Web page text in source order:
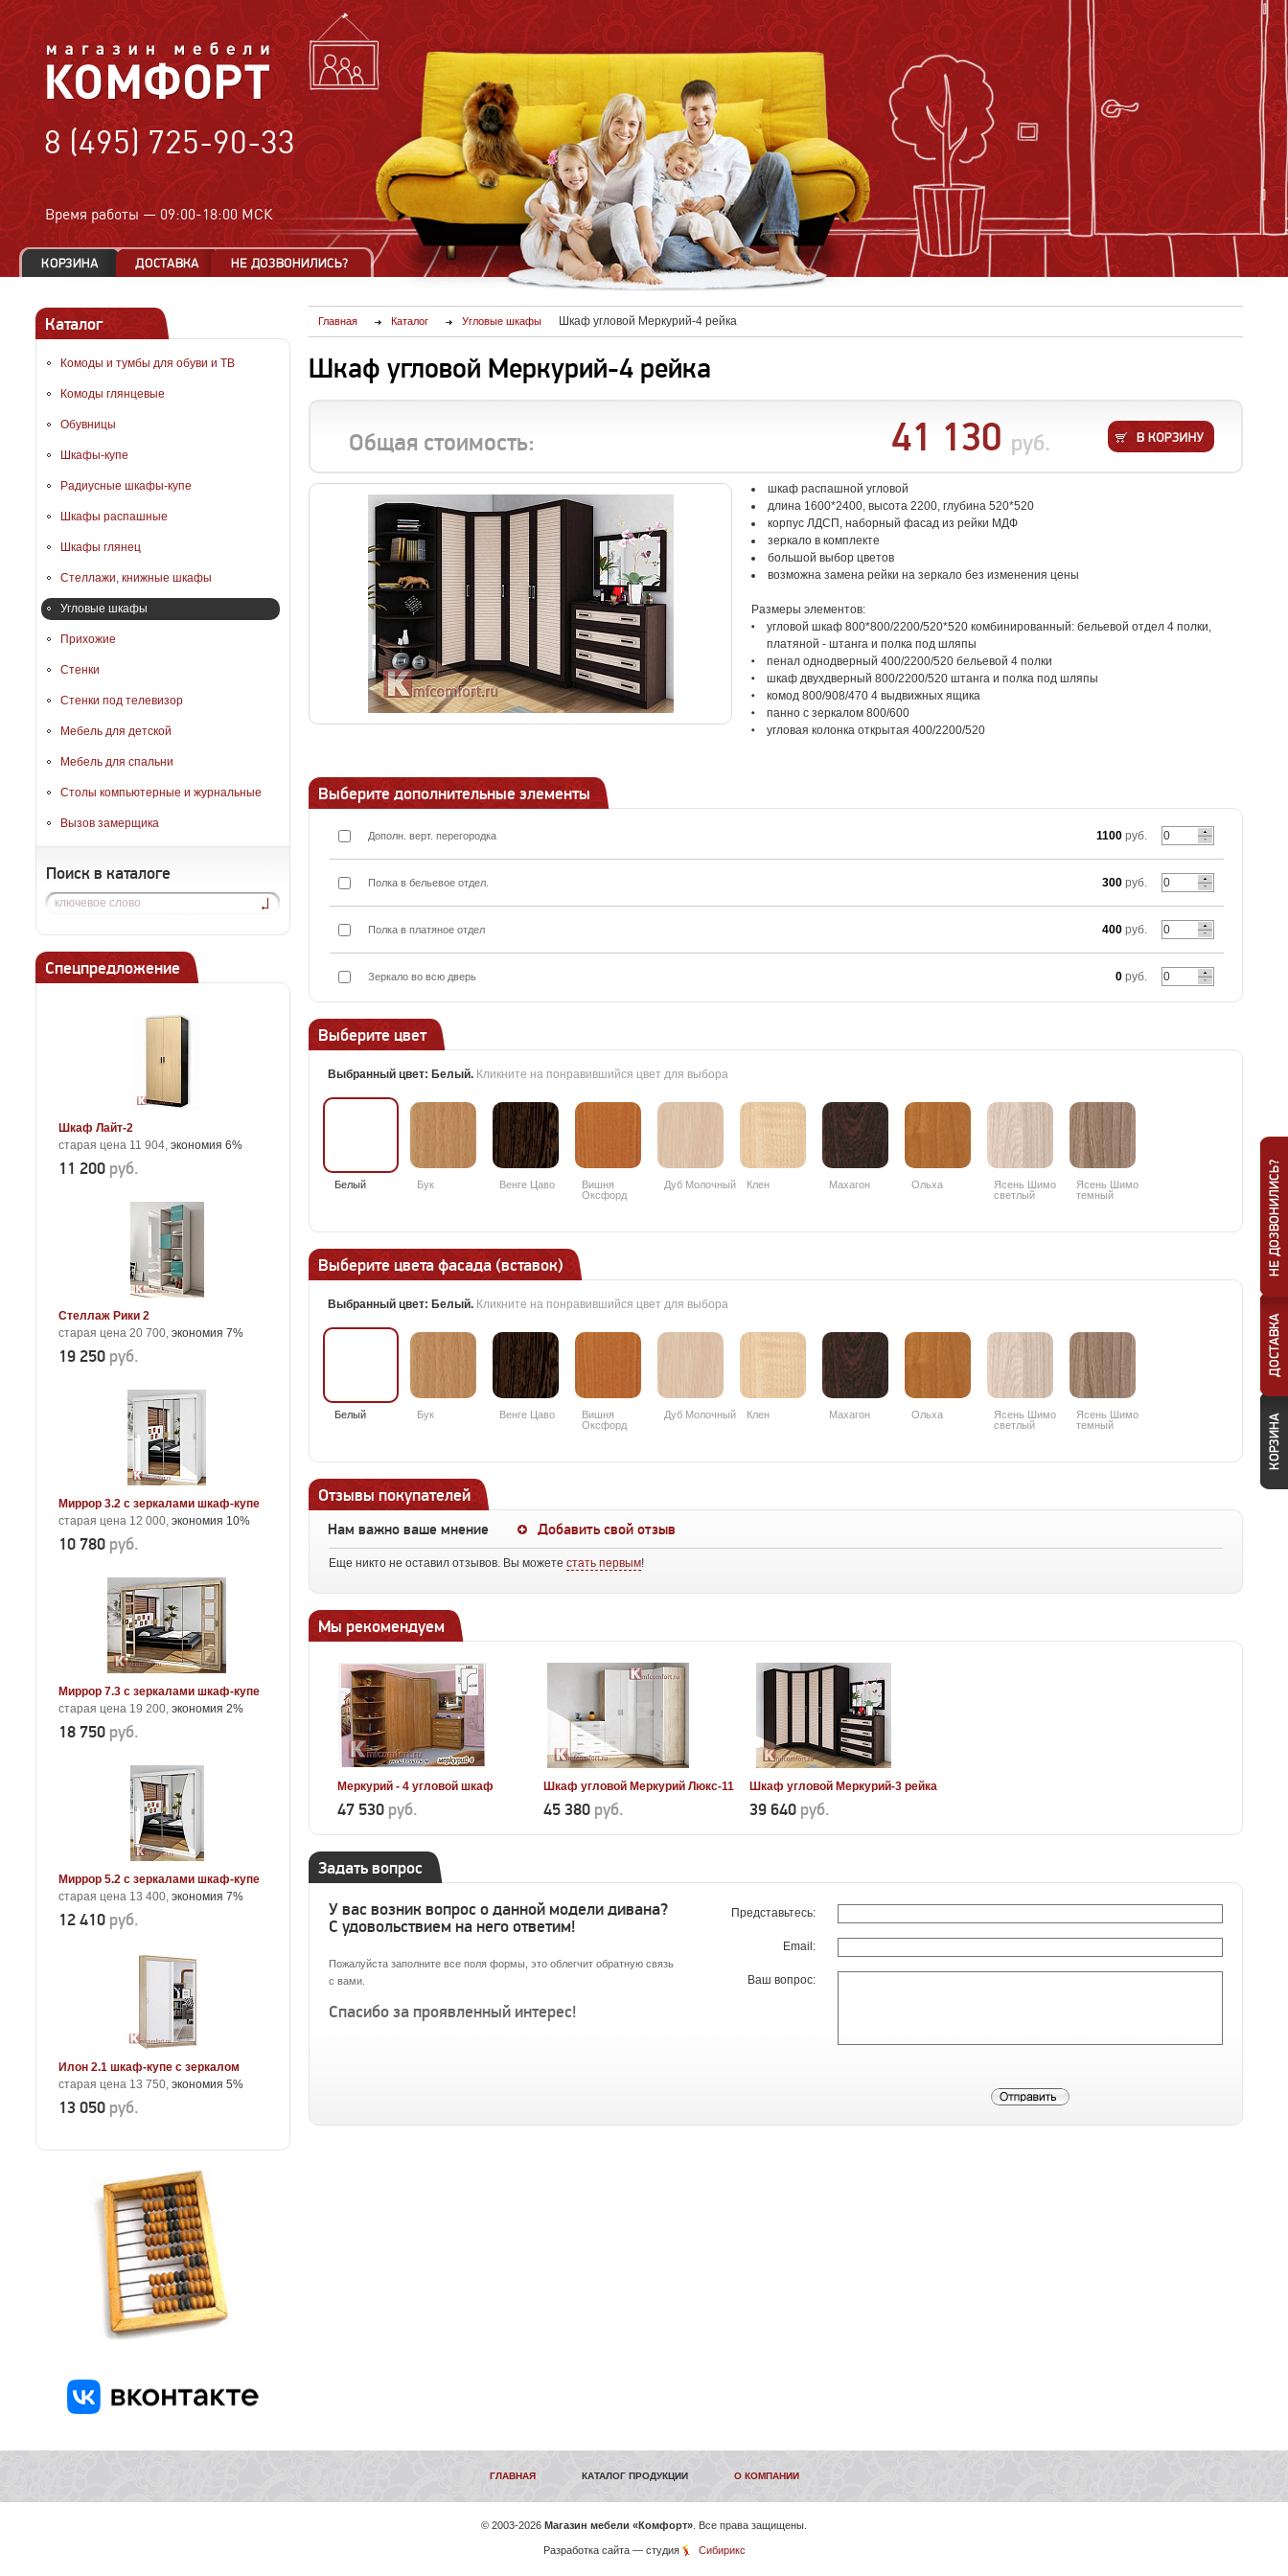
8 (495) 725-90-33
Время работы — 09:00-18:00 МСК
Каталог
Комоды и тумбы для обуви и ТВ
Комоды глянцевые
Обувницы
Шкафы-купе
Радиусные шкафы-купе
Шкафы распашные
Шкафы глянец
Стеллажи, книжные шкафы
Угловые шкафы
Прихожие
Стенки
Стенки под телевизор
Мебель для детской
Мебель для спальни
Столы компьютерные и журнальные
Вызов замерщика
Поиск в каталоге
Спецпредложение
Шкаф Лайт-2
старая цена 11 904, экономия 6%
11 200 руб.
Стеллаж Рики 2
старая цена 20 700, экономия 7%
19 250 руб.
Миррор 3.2 с зеркалами шкаф-купе
старая цена 12 000, экономия 10%
10 780 руб.
Миррор 7.3 с зеркалами шкаф-купе
старая цена 19 200, экономия 2%
18 750 руб.
Миррор 5.2 с зеркалами шкаф-купе
старая цена 13 400, экономия 7%
12 410 руб.
Илон 2.1 шкаф-купе с зеркалом
старая цена 13 750, экономия 5%
13 050 руб.
Главная Каталог Угловые шкафы Шкаф угловой Меркурий-4 рейка
Шкаф угловой Меркурий-4 рейка
Общая стоимость: 41 130 руб.
шкаф распашной угловой
длина 1600*2400, высота 2200, глубина 520*520
корпус ЛДСП, наборный фасад из рейки МДФ
зеркало в комплекте
большой выбор цветов
возможна замена рейки на зеркало без изменения цены
Размеры элементов:
угловой шкаф 800*800/2200/520*520 комбинированный: бельевой отдел 4 полки,
платяной - штанга и полка под шляпы
пенал однодверный 400/2200/520 бельевой 4 полки
шкаф двухдверный 800/2200/520 штанга и полка под шляпы
комод 800/908/470 4 выдвижных ящика
панно с зеркалом 800/600
угловая колонка открытая 400/2200/520
Выберите дополнительные элементы
Дополн. верт. перегородка 1100 руб.
Полка в бельевое отдел. 300 руб.
Полка в платяное отдел 400 руб.
Зеркало во всю дверь 0 руб.
Выберите цвет
Выбранный цвет: Белый. Кликните на понравившийся цвет для выбора
Белый Бук Венге Цаво
Вишня
Оксфорд
Дуб Молочный Клен Махагон Ольха
Ясень Шимо
светлый
Ясень Шимо
темный
Выберите цвета фасада (вставок)
Выбранный цвет: Белый. Кликните на понравившийся цвет для выбора
Белый Бук Венге Цаво
Вишня
Оксфорд
Дуб Молочный Клен Махагон Ольха
Ясень Шимо
светлый
Ясень Шимо
темный
Отзывы покупателей
Нам важно ваше мнение Добавить свой отзыв
Еще никто не оставил отзывов. Вы можете стать первым!
Мы рекомендуем
Меркурий - 4 угловой шкаф
47 530 руб.
Шкаф угловой Меркурий Люкс-11
45 380 руб.
Шкаф угловой Меркурий-3 рейка
39 640 руб.
Задать вопрос
У вас возник вопрос о данной модели дивана?
С удовольствием на него ответим!
Пожалуйста заполните все поля формы, это облегчит обратную связь
с вами.
Спасибо за проявленный интерес!
Представьтесь:
Email:
Ваш вопрос:
ГЛАВНАЯ КАТАЛОГ ПРОДУКЦИИ О КОМПАНИИ
© 2003-2026 Магазин мебели «Комфорт» . Все права защищены.
Разработка сайта— студия Сибирикс